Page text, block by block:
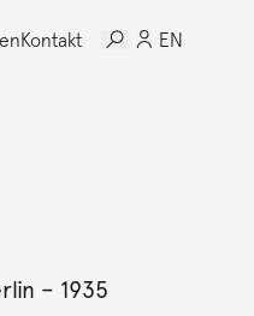
Kontakt EN
– 1935